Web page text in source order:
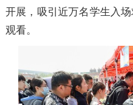
开展，吸引近万名学生入
观看。